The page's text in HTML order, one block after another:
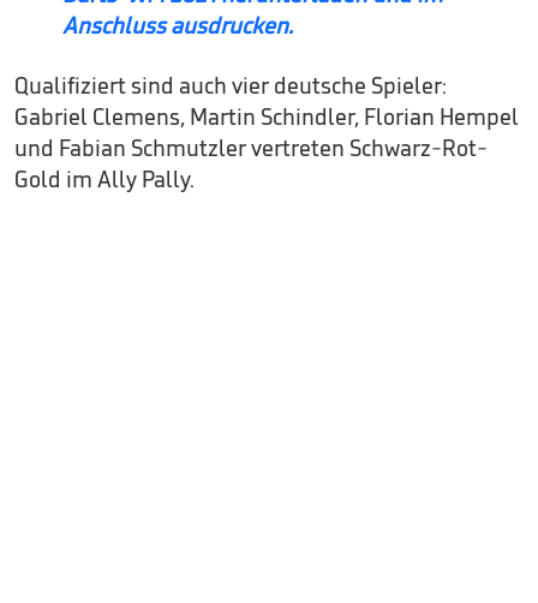
Anschluss ausdrucken.
Qualifiziert sind auch vier deutsche Spieler:
Gabriel Clemens, Martin Schindler, Florian Hempel
und Fabian Schmutzler vertreten Schwarz-Rot-
Gold im Ally Pally.